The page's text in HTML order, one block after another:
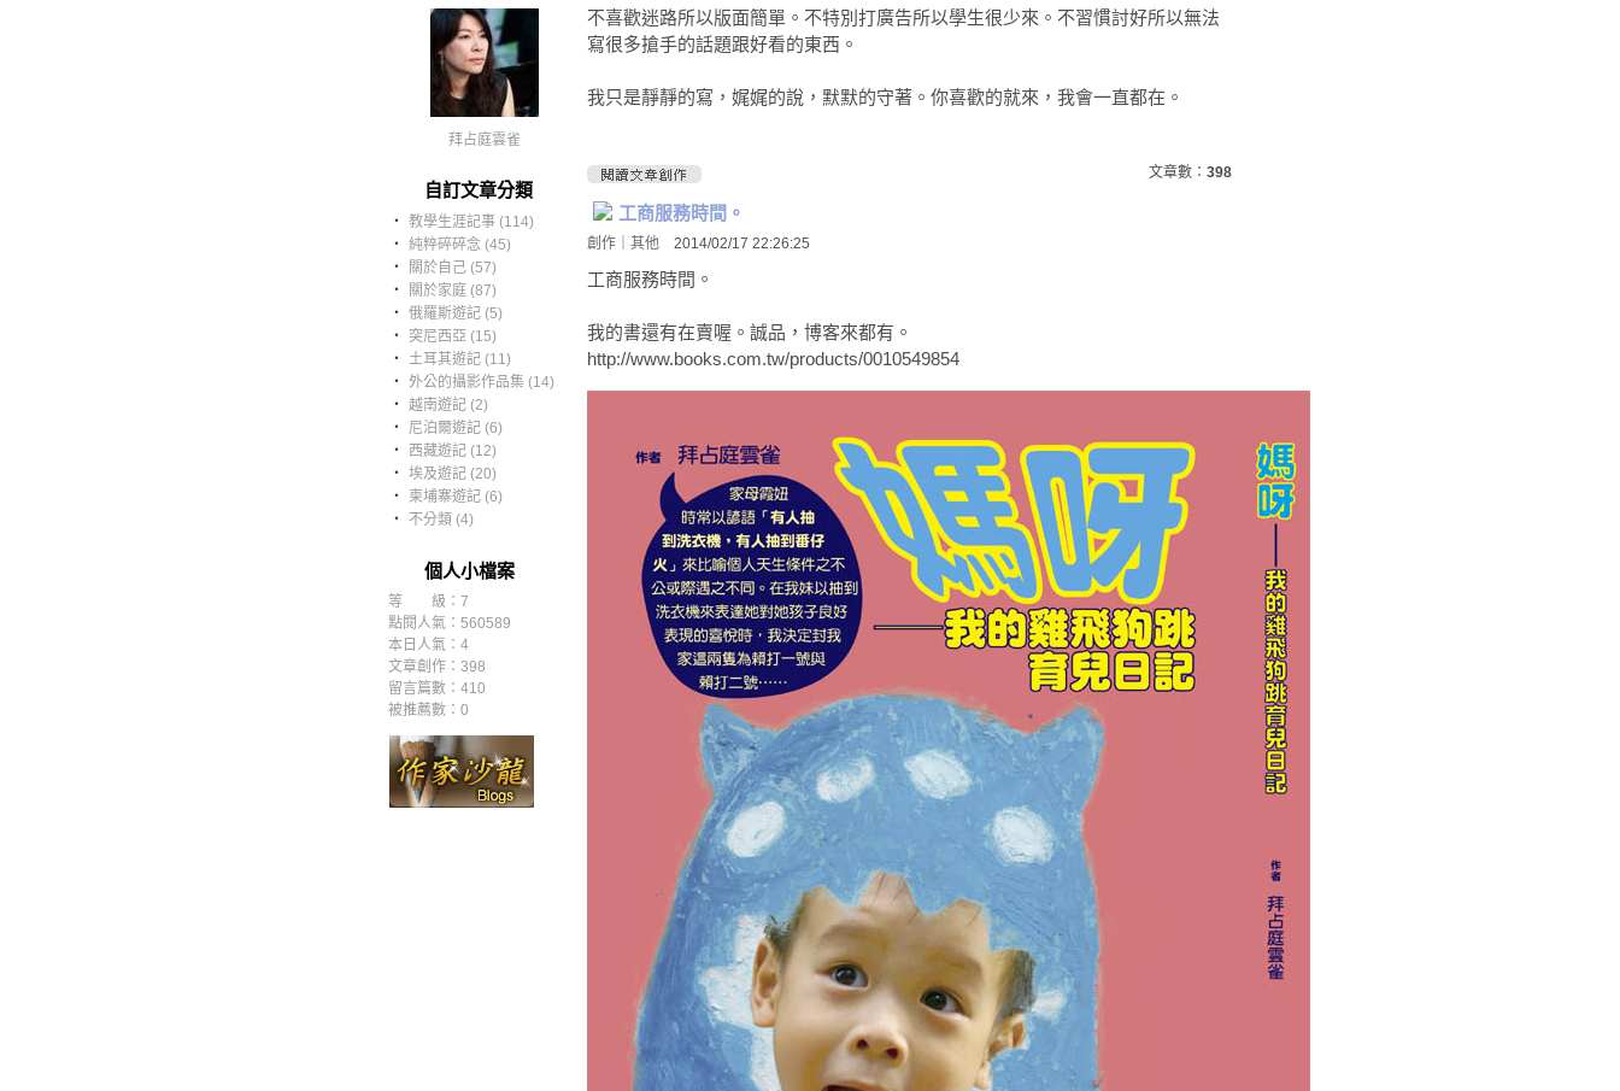
拜占庭雲雀
自訂文章分類
‧ 教學生涯記事 (114)
‧ 純粹碎碎念 (45)
‧
關於自己 (57)
‧
關於家庭 (87)
‧ 俄羅斯遊記 (5)
‧ 突尼西亞 (15)
‧ 土耳其遊記 (11)
‧ 外公的攝影作品集 (14)
‧ 越南遊記 (2)
‧
尼泊爾遊記 (6)
‧
西藏遊記 (12)
‧ 埃及遊記 (20)
‧
柬埔寨遊記 (6)
‧
不分類 (4)
個人小檔案
等 級：7
點閱人氣：560589
本日人氣：4
文章創作：398
留言篇數：410
被推薦數： 0
不喜歡迷路所以版面簡單。不特別打廣告所以學生很少來。不習慣討好所以無法
寫很多搶手的話題跟好看的東西。
我只是靜靜的寫，娓娓的說，默默的守著。你喜歡的就來，我會一直都在。
文章數： 398
工商服務時間。
創作 其他 2014/02/17 22:26:25
工商服務時間。
我的書還有在賣喔。誠品，博客來都有。
http://www.books.com.tw/products/0010549854